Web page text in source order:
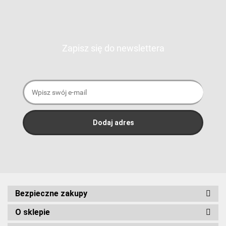
Zapisz się do newslettera
Bezpieczne zakupy
O sklepie